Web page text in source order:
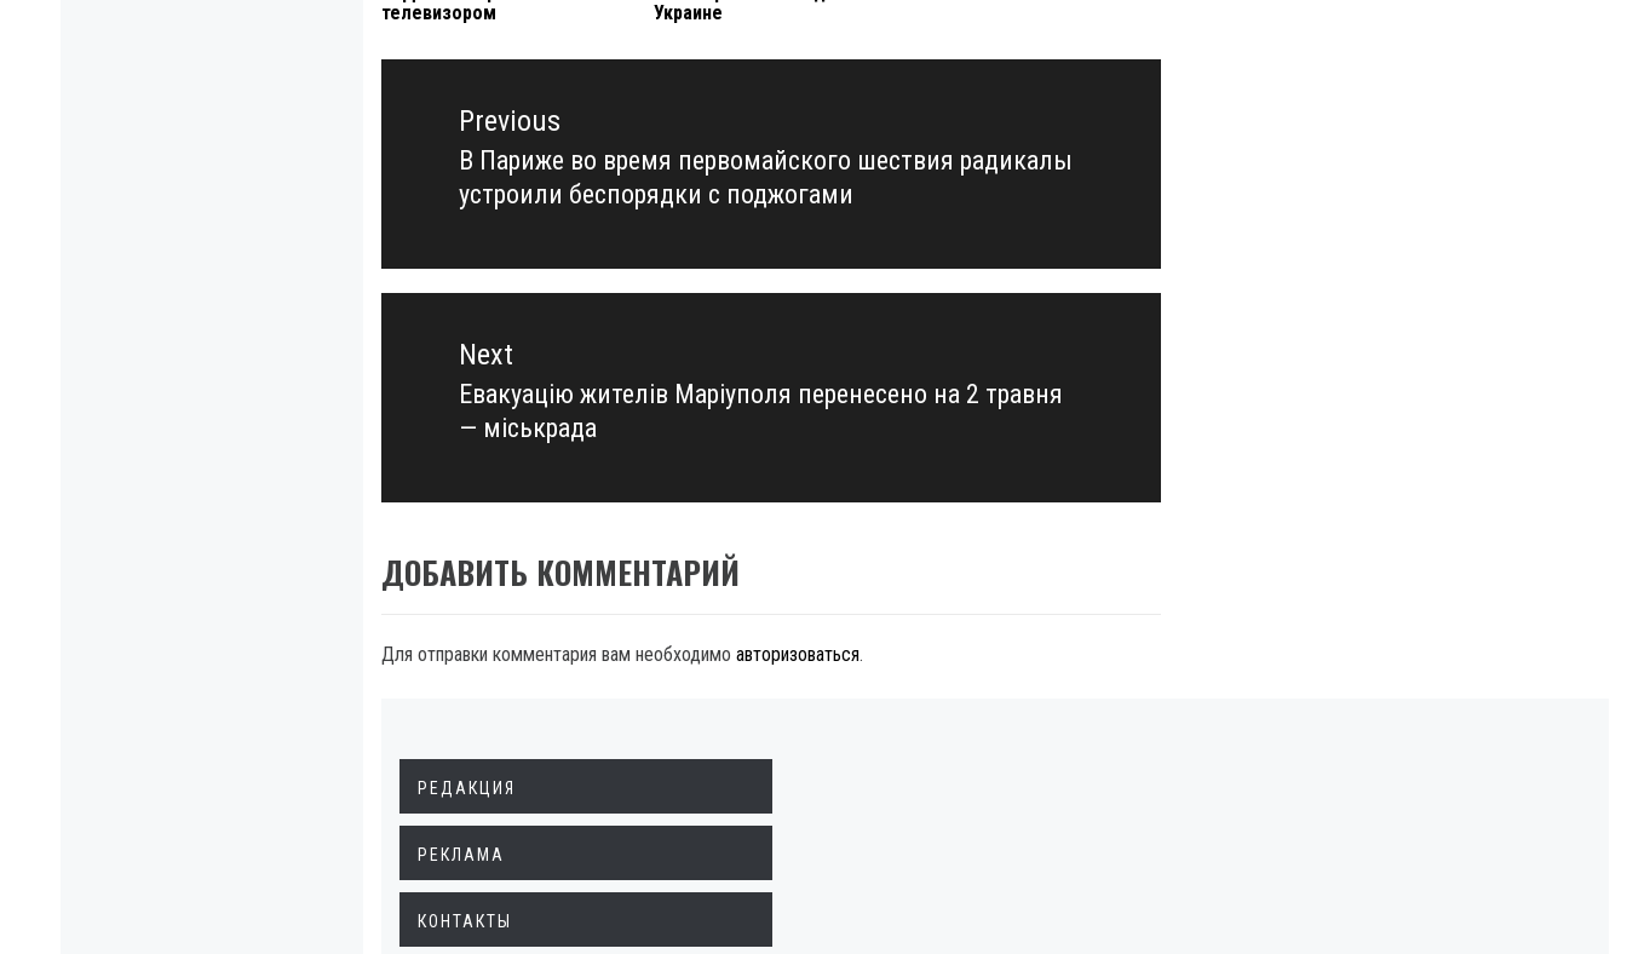
телевизором
Украине
Навигация
записямPrevious
Previous
post:
В Париже во время первомайского шествия радикалы
устроили беспорядки с поджогами
Next
Next
post:
Евакуацію жителів Маріуполя перенесено на 2 травня
— міськрада
ДОБАВИТЬ КОММЕНТАРИЙ
Для отправки комментария вам необходимо авторизоваться.
РЕДАКЦИЯ
РЕКЛАМА
КОНТАКТЫ